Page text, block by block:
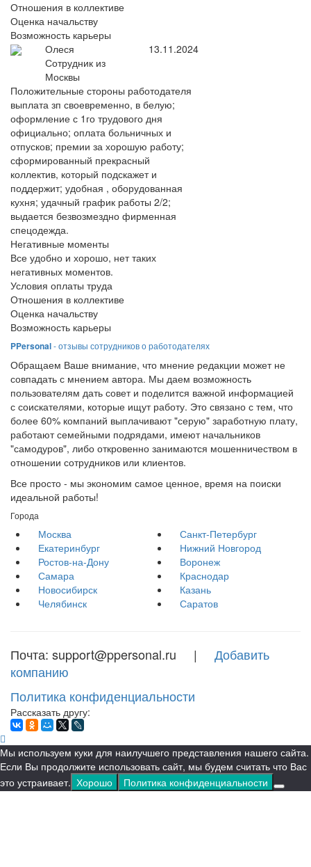
Отношения в коллективе
Оценка начальству
Возможность карьеры
Олеся
Сотрудник из
Москвы
13.11.2024
Положительные стороны работодателя
выплата зп своевременно, в белую;
оформление с 1го трудового дня
официально; оплата больничных и
отпусков; премии за хорошую работу;
сформированный прекрасный
коллектив, который подскажет и
поддержит; удобная , оборудованная
кухня; удачный график работы 2/2;
выдается безвозмездно фирменная
спецодежда.
Негативные моменты
Все удобно и хорошо, нет таких
негативных моментов.
Условия оплаты труда
Отношения в коллективе
Оценка начальству
Возможность карьеры
PPersonal- отзывы сотрудников о работодателях
Обращаем Ваше внимание, что мнение редакции может не
совпадать с мнением автора. Мы даем возможность
пользователям дать совет и поделится важной информацией
с соискателями, которые ищут работу. Это связано с тем, что
более 60% компаний выплачивают "серую" заработную плату,
работают семейными подрядами, имеют начальников
"самодуров", либо откровенно занимаются мошенничеством в
отношении сотрудников или клиентов.
Все просто - мы экономим самое ценное, время на поиски
идеальной работы!
Города
Москва
Санкт-Петербург
Екатеринбург
Нижний Новгород
Ростов-на-Дону
Воронеж
Самара
Краснодар
Новосибирск
Казань
Челябинск
Саратов
Почта: support@ppersonal.ru | Добавить
компанию
Политика конфиденциальности
Рассказать другу:
Мы используем куки для наилучшего представления нашего сайта.
Если Вы продолжите использовать сайт, мы будем считать что Вас
это устраивает. Хорошо Политика конфиденциальности